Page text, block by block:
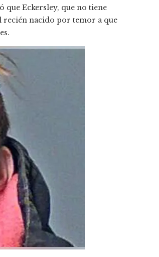
que Eckersley, que no tiene
recién nacido por temor a que